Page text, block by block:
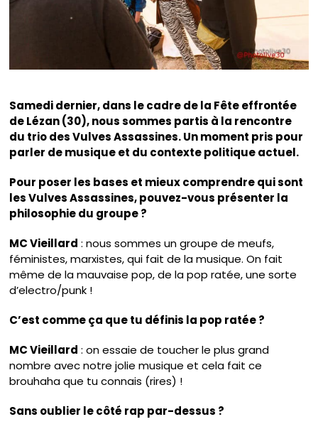
Samedi dernier, dans le cadre de la Fête effrontée
de Lézan (30), nous sommes partis à la rencontre
du trio des Vulves Assassines. Un moment pris pour
parler de musique et du contexte politique actuel.
Pour poser les bases et mieux comprendre qui sont
les Vulves Assassines, pouvez-vous présenter la
philosophie du groupe ?
MC Vieillard : nous sommes un groupe de meufs,
féministes, marxistes, qui fait de la musique. On fait
même de la mauvaise pop, de la pop ratée, une sorte
d’electro/punk !
C’est comme ça que tu définis la pop ratée ?
MC Vieillard : on essaie de toucher le plus grand
nombre avec notre jolie musique et cela fait ce
brouhaha que tu connais (rires) !
Sans oublier le côté rap par-dessus ?